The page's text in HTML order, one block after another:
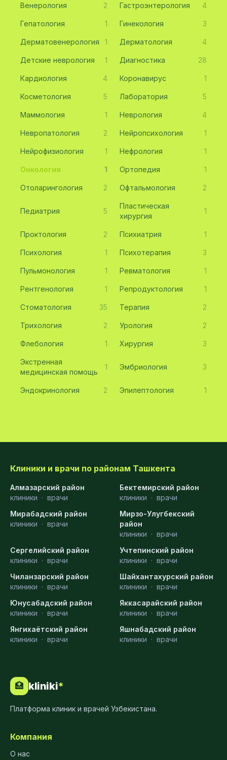
Венерология 2 Гастроэнтерология 4
Гепатология 1 Гинекология 3
Дерматовенерология 1 Дерматология 4
Детские неврология 1 Диагностика 28
Кардиология 4 Коронавирус 1
Косметология 5 Лаборатория 5
Маммология 1 Неврология 4
Невропатология 2 Нейропсихология 1
Нейрофизиология 1 Нефрология 1
Онкология 1 Ортопедия 1
Отоларингология 2 Офтальмология 2
Педиатрия 5
Пластическая
хирургия
1
Проктология 2 Психиатрия 1
Психология 1 Психотерапия 3
Пульмонология 1 Ревматология 1
Рентгенология 1 Репродуктология 1
Стоматология 35 Терапия 2
Трихология 2 Урология 2
Флебология 1 Хирургия 3
Экстренная
медицинская помощь
1 Эмбриология 3
Эндокринология 2 Эпилептология 1
Клиники и врачи по районам Ташкента
Алмазарский район
клиники · врачи
Бектемирский район
клиники · врачи
Мирабадский район
клиники · врачи
Мирзо-Улугбекский
район
клиники · врачи
Сергелийский район
клиники · врачи
Учтепинский район
клиники · врачи
Чиланзарский район
клиники · врачи
Шайхантахурский район
клиники · врачи
Юнусабадский район
клиники · врачи
Яккасарайский район
клиники · врачи
Янгихаётский район
клиники · врачи
Яшнабадский район
клиники · врачи
🏥 kliniki*
Платформа клиник и врачей Узбекистана.
Компания
О нас